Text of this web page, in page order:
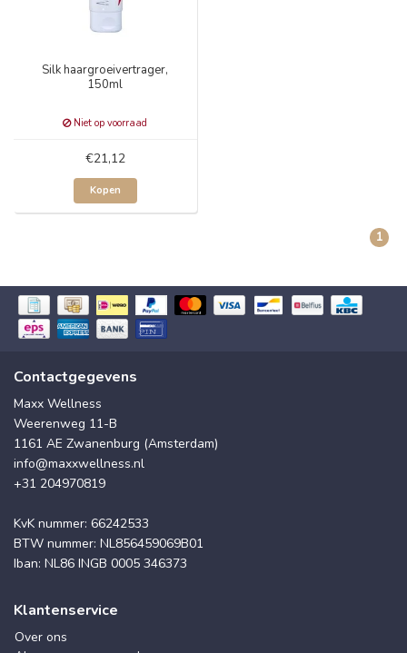
Silk haargroeivertrager,
150ml
Niet op voorraad
€21,12
Kopen
1
Contactgegevens
Maxx Wellness
Weerenweg 11-B
1161 AE Zwanenburg (Amsterdam)
info@maxxwellness.nl
+31 204970819
KvK nummer: 66242533
BTW nummer: NL856459069B01
Iban: NL86 INGB 0005 346373
Klantenservice
Over ons